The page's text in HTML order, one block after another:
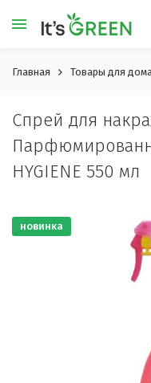
Главная Товары для
Спрей для
HYGIENE 550 мл
новинка